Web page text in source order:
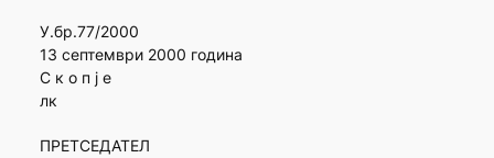
У.бр.77/2000
13 септември 2000 година
С к о п ј е
лк
ПРЕТСЕДАТЕЛ